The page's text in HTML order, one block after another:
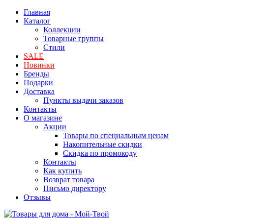
Главная
Каталог
Коллекции
Товарные группы
Стили
SALE
Новинки
Бренды
Подарки
Доставка
Пункты выдачи заказов
Контакты
О магазине
Акции
Товары по специальным ценам
Накопительные скидки
Скидка по промокоду
Контакты
Как купить
Возврат товара
Письмо директору
Отзывы